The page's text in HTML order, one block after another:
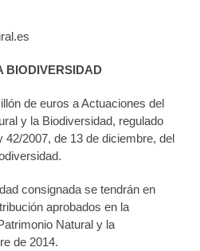
BIODIVERSIDAD
de euros a Actuaciones del
y la Biodiversidad, regulado
42/2007, de 13 de diciembre, del
consignada se tendrán en
aprobados en la
Natural y la
de 2014.